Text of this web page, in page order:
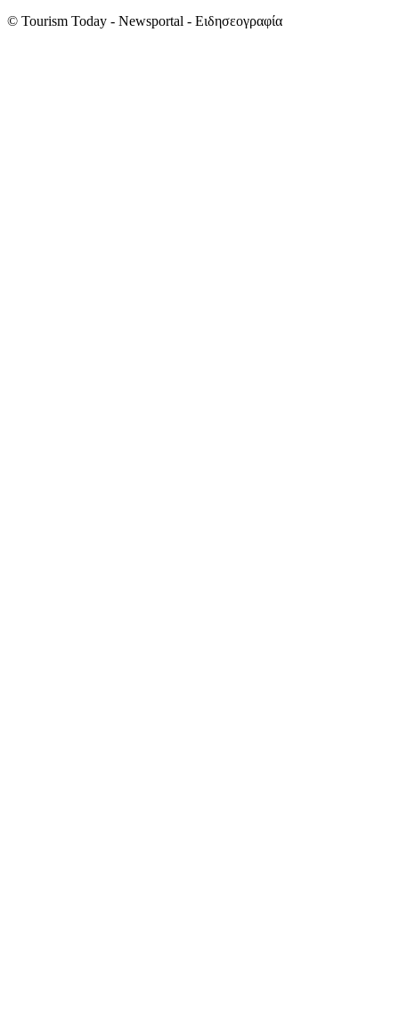
© Tourism Today - Newsportal - Ειδησεογραφία